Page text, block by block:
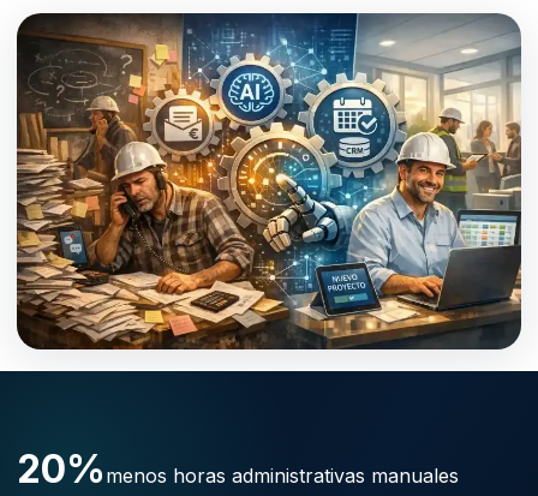
20% menos horas administrativas manuales